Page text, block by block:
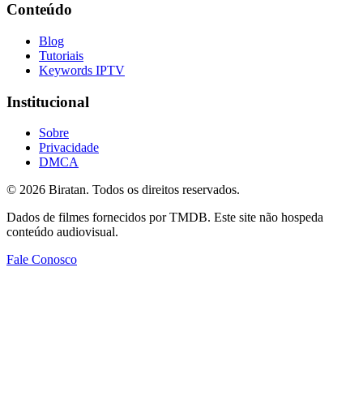
Conteúdo
Blog
Tutoriais
Keywords IPTV
Institucional
Sobre
Privacidade
DMCA
© 2026 Biratan. Todos os direitos reservados.
Dados de filmes fornecidos por TMDB. Este site não hospeda
conteúdo audiovisual.
Fale Conosco